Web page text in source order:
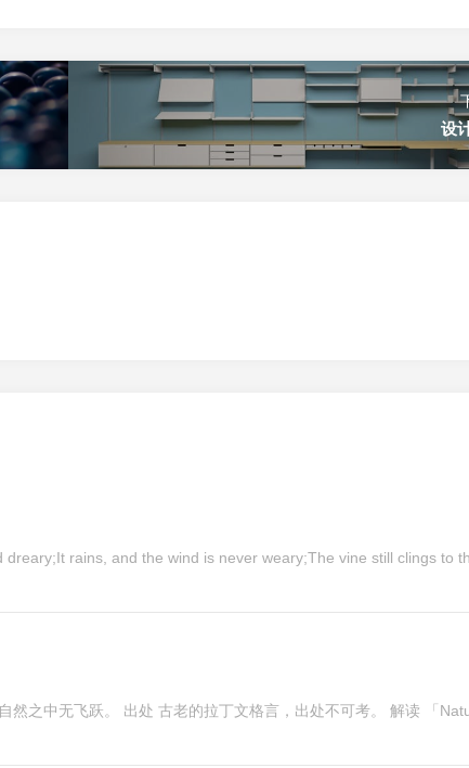
设
rains, and the wind is never weary;The vine still clings to
然之中无飞跃。 出处 古老的拉丁文格言，出处不可考。 解读 「